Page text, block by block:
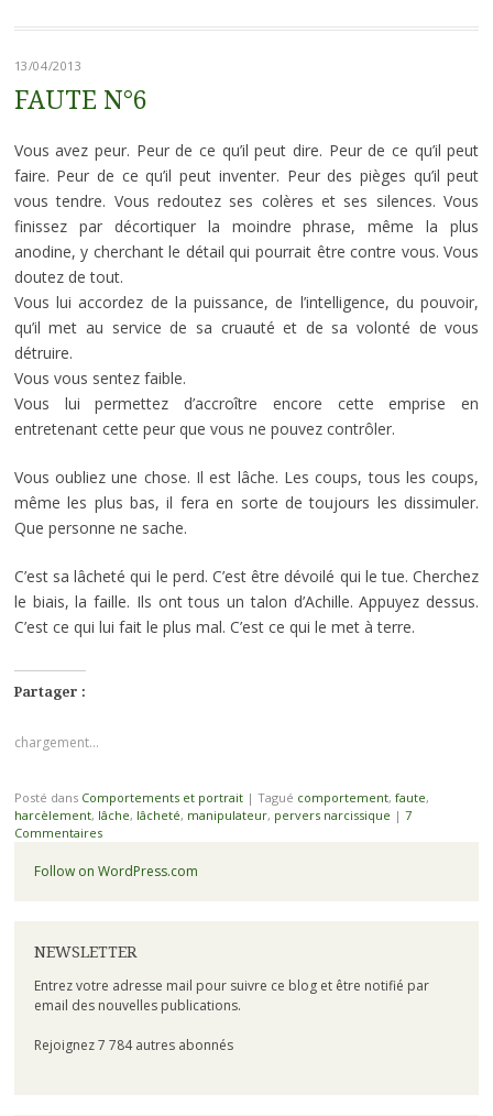
13/04/2013
FAUTE N°6
Vous avez peur. Peur de ce qu’il peut dire. Peur de ce qu’il peut
faire. Peur de ce qu’il peut inventer. Peur des pièges qu’il peut
vous tendre. Vous redoutez ses colères et ses silences. Vous
finissez par décortiquer la moindre phrase, même la plus
anodine, y cherchant le détail qui pourrait être contre vous. Vous
doutez de tout.
Vous lui accordez de la puissance, de l’intelligence, du pouvoir,
qu’il met au service de sa cruauté et de sa volonté de vous
détruire.
Vous vous sentez faible.
Vous lui permettez d’accroître encore cette emprise en
entretenant cette peur que vous ne pouvez contrôler.
Vous oubliez une chose. Il est lâche. Les coups, tous les coups,
même les plus bas, il fera en sorte de toujours les dissimuler.
Que personne ne sache.
C’est sa lâcheté qui le perd. C’est être dévoilé qui le tue. Cherchez
le biais, la faille. Ils ont tous un talon d’Achille. Appuyez dessus.
C’est ce qui lui fait le plus mal. C’est ce qui le met à terre.
Partager :
chargement…
Posté dans Comportements et portrait | Tagué comportement, faute,
harcèlement, lâche, lâcheté, manipulateur, pervers narcissique | 7
Commentaires
Follow on WordPress.com
NEWSLETTER
Entrez votre adresse mail pour suivre ce blog et être notifié par
email des nouvelles publications.
Rejoignez 7 784 autres abonnés